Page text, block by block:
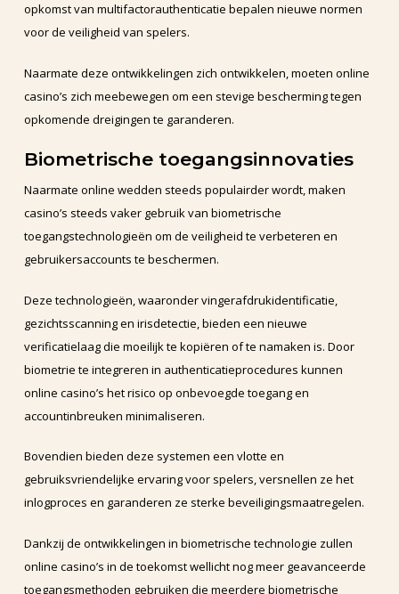
opkomst van multifactorauthenticatie bepalen nieuwe normen
voor de veiligheid van spelers.
Naarmate deze ontwikkelingen zich ontwikkelen, moeten online
casino’s zich meebewegen om een stevige bescherming tegen
opkomende dreigingen te garanderen.
Biometrische toegangsinnovaties
Naarmate online wedden steeds populairder wordt, maken
casino’s steeds vaker gebruik van biometrische
toegangstechnologieën om de veiligheid te verbeteren en
gebruikersaccounts te beschermen.
Deze technologieën, waaronder vingerafdrukidentificatie,
gezichtsscanning en irisdetectie, bieden een nieuwe
verificatielaag die moeilijk te kopiëren of te namaken is. Door
biometrie te integreren in authenticatieprocedures kunnen
online casino’s het risico op onbevoegde toegang en
accountinbreuken minimaliseren.
Bovendien bieden deze systemen een vlotte en
gebruiksvriendelijke ervaring voor spelers, versnellen ze het
inlogproces en garanderen ze sterke beveiligingsmaatregelen.
Dankzij de ontwikkelingen in biometrische technologie zullen
online casino’s in de toekomst wellicht nog meer geavanceerde
toegangsmethoden gebruiken die meerdere biometrische